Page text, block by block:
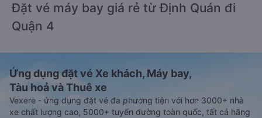
Đặt vé máy bay giá rẻ từ Định Quán đi
Quận 4
Ứng dụng đặt vé Xe khách, Máy bay,
Tàu hoả và Thuê xe
Vexere - ứng dụng đặt vé đa phương tiện với hơn 3000+ nhà
xe chất lượng cao, 5000+ tuyến đường toàn quốc, tất cả hãng